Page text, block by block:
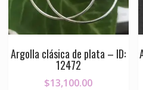
Argolla clásica de plata – ID:
12472
$13,100.00